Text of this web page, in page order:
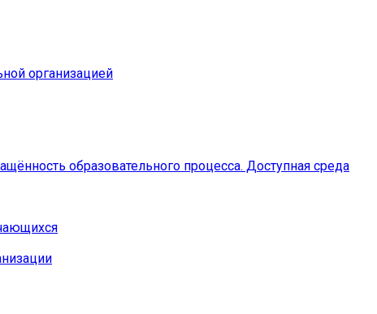
организацией
образовательного процесса. Доступная среда